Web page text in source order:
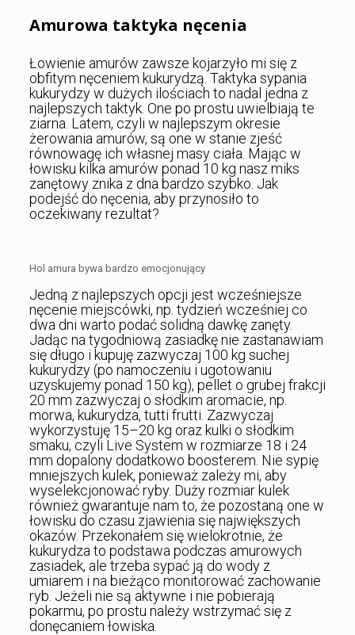
Amurowa taktyka nęcenia
Łowienie amurów zawsze kojarzyło mi się z
obfitym nęceniem kukurydzą. Taktyka sypania
kukurydzy w dużych ilościach to nadal jedna z
najlepszych taktyk. One po prostu uwielbiają te
ziarna. Latem, czyli w najlepszym okresie
żerowania amurów, są one w stanie zjeść
równowagę ich własnej masy ciała. Mając w
łowisku kilka amurów ponad 10 kg nasz miks
zanętowy znika z dna bardzo szybko. Jak
podejść do nęcenia, aby przynosiło to
oczekiwany rezultat?
Hol amura bywa bardzo emocjonujący
Jedną z najlepszych opcji jest wcześniejsze
nęcenie miejscówki, np. tydzień wcześniej co
dwa dni warto podać solidną dawkę zanęty.
Jadąc na tygodniową zasiadkę nie zastanawiam
się długo i kupuję zazwyczaj 100 kg suchej
kukurydzy (po namoczeniu i ugotowaniu
uzyskujemy ponad 150 kg), pellet o grubej frakcji
20 mm zazwyczaj o słodkim aromacie, np.
morwa, kukurydza, tutti frutti. Zazwyczaj
wykorzystuję 15–20 kg oraz kulki o słodkim
smaku, czyli Live System w rozmiarze 18 i 24
mm dopalony dodatkowo boosterem. Nie sypię
mniejszych kulek, ponieważ zależy mi, aby
wyselekcjonować ryby. Duży rozmiar kulek
również gwarantuje nam to, że pozostaną one w
łowisku do czasu zjawienia się największych
okazów. Przekonałem się wielokrotnie, że
kukurydza to podstawa podczas amurowych
zasiadek, ale trzeba sypać ją do wody z
umiarem i na bieżąco monitorować zachowanie
ryb. Jeżeli nie są aktywne i nie pobierają
pokarmu, po prostu należy wstrzymać się z
donęcaniem łowiska.